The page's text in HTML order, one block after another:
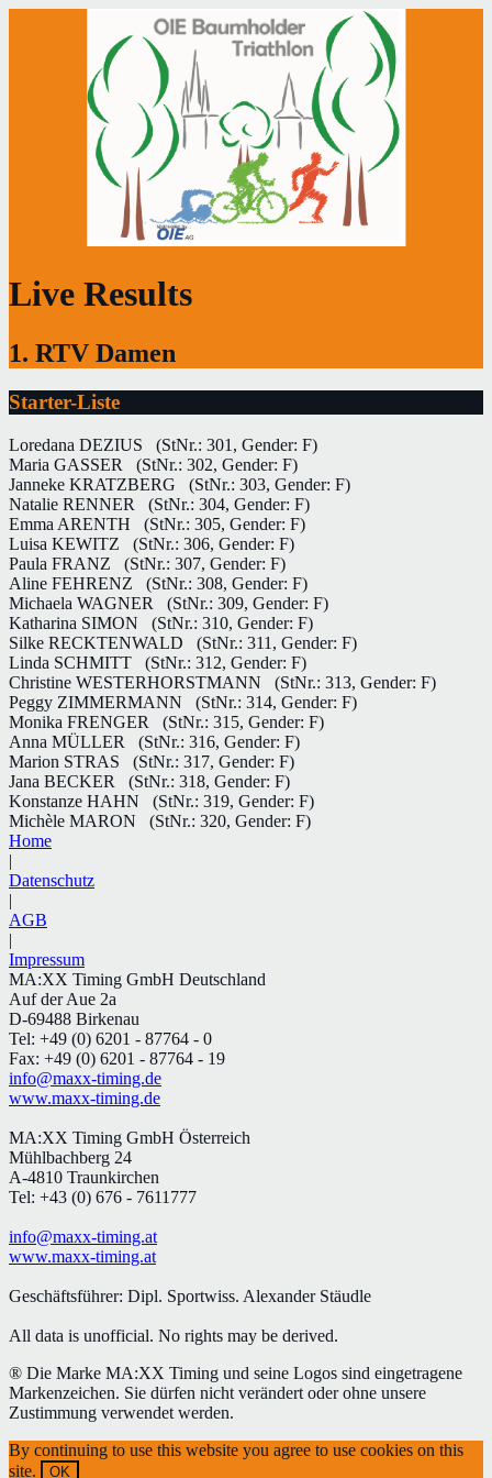
Live Results
1. RTV Damen
Starter-Liste
Loredana DEZIUS
(StNr.: 301, Gender: F)
Maria GASSER
(StNr.: 302, Gender: F)
Janneke KRATZBERG
(StNr.: 303, Gender: F)
Natalie RENNER
(StNr.: 304, Gender: F)
Emma ARENTH
(StNr.: 305, Gender: F)
Luisa KEWITZ
(StNr.: 306, Gender: F)
Paula FRANZ
(StNr.: 307, Gender: F)
Aline FEHRENZ
(StNr.: 308, Gender: F)
Michaela WAGNER
(StNr.: 309, Gender: F)
Katharina SIMON
(StNr.: 310, Gender: F)
Silke RECKTENWALD
(StNr.: 311, Gender: F)
Linda SCHMITT
(StNr.: 312, Gender: F)
Christine WESTERHORSTMANN
(StNr.: 313, Gender: F)
Peggy ZIMMERMANN
(StNr.: 314, Gender: F)
Monika FRENGER
(StNr.: 315, Gender: F)
Anna MÜLLER
(StNr.: 316, Gender: F)
Marion STRAS
(StNr.: 317, Gender: F)
Jana BECKER
(StNr.: 318, Gender: F)
Konstanze HAHN
(StNr.: 319, Gender: F)
Michèle MARON
(StNr.: 320, Gender: F)
Home
|
Datenschutz
|
AGB
|
Impressum
MA:XX Timing GmbH Deutschland
Auf der Aue 2a
D-69488 Birkenau
Tel: +49 (0) 6201 - 87764 - 0
Fax: +49 (0) 6201 - 87764 - 19
info@maxx-timing.de
www.maxx-timing.de
MA:XX Timing GmbH Österreich
Mühlbachberg 24
A-4810 Traunkirchen
Tel: +43 (0) 676 - 7611777
info@maxx-timing.at
www.maxx-timing.at
Geschäftsführer: Dipl. Sportwiss. Alexander Stäudle
All data is unofficial. No rights may be derived.
® Die Marke MA:XX Timing und seine Logos sind eingetragene
Markenzeichen. Sie dürfen nicht verändert oder ohne unsere
Zustimmung verwendet werden.
By continuing to use this website you agree to use cookies on this
site.
OK